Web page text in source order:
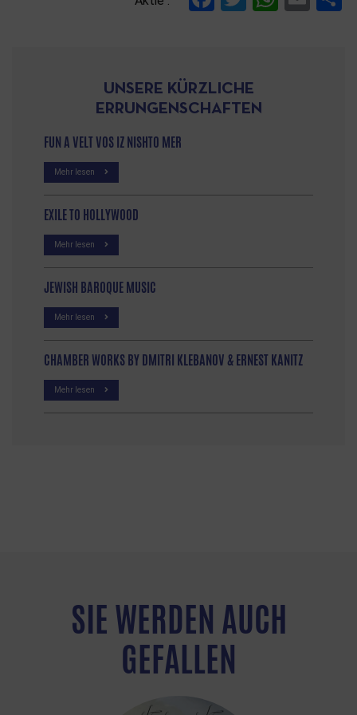
UNSERE KÜRZLICHE
ERRUNGENSCHAFTEN
FUN A VELT VOS IZ NISHTO MER
Mehr lesen
EXILE TO HOLLYWOOD
Mehr lesen
JEWISH BAROQUE MUSIC
Mehr lesen
CHAMBER WORKS BY DMITRI KLEBANOV & ERNEST KANITZ
Mehr lesen
SIE WERDEN AUCH
GEFALLEN